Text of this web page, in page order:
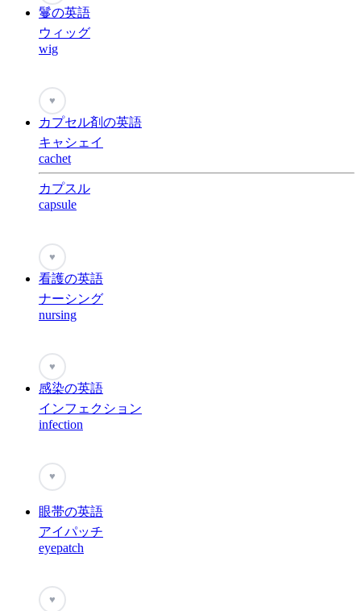
鬘の英語
ウィッグ
wig
♥
カプセル剤の英語
キャシェイ
cachet
カプスル
capsule
♥
看護の英語
ナーシング
nursing
♥
感染の英語
インフェクション
infection
♥
眼帯の英語
アイパッチ
eyepatch
♥